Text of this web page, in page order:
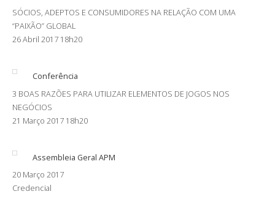
SÓCIOS, ADEPTOS E CONSUMIDORES NA RELAÇÃO COM UMA
“PAIXÃO” GLOBAL
26 Abril 2017 18h20
Conferência
3 BOAS RAZÕES PARA UTILIZAR ELEMENTOS DE JOGOS NOS
NEGÓCIOS
21 Março 2017 18h20
Assembleia Geral APM
20 Março 2017
Credencial